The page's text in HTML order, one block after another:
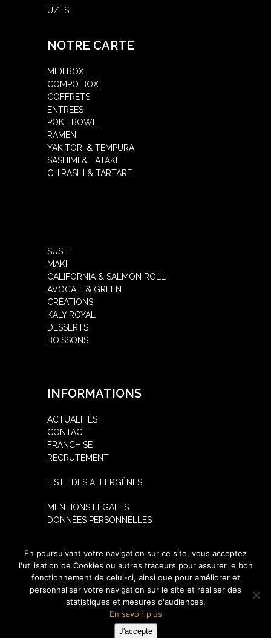
UZÈS
NOTRE CARTE
MIDI BOX
COMPO BOX
COFFRETS
ENTREES
POKE BOWL
RAMEN
YAKITORI & TEMPURA
SASHIMI & TATAKI
CHIRASHI & TARTARE
SUSHI
MAKI
CALIFORNIA & SALMON ROLL
AVOCALI & GREEN
CRÉATIONS
KALY ROYAL
DESSERTS
BOISSONS
INFORMATIONS
ACTUALITÉS
CONTACT
FRANCHISE
RECRUTEMENT
LISTE DES ALLERGÈNES
MENTIONS LÉGALES
DONNÉES PERSONNELLES
2026 - Tous droits réservés -
En poursuivant votre navigation sur ce site, vous acceptez
l'utilisation de Cookies ou autres traceurs pour assurer le bon
fonctionnement de celui-ci, ainsi que pour améliorer et
personnaliser votre navigation sur le site et réaliser des
statistiques et mesures d'audiences.
En savoir plus
J'accepte